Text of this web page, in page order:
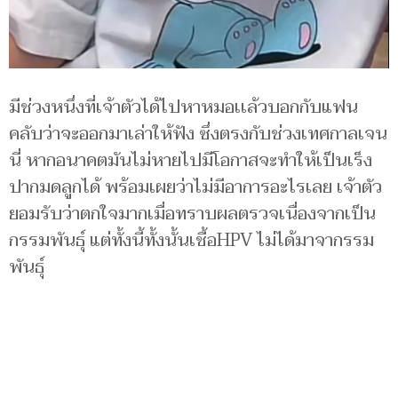
มีช่วงหนึ่งที่เจ้าตัวได้ไปหาหมอเเล้วบอกกับแฟน
คลับว่าจะออกมาเล่าให้ฟัง ซึ่งตรงกับช่วงเทศกาลเจน
นี่ หากอนาคตมันไม่หายไปมีโอกาสจะทำให้เป็นเร็ง
ปากมดลูกได้ พร้อมเผยว่าไม่มีอาการอะไรเลย เจ้าตัว
ยอมรับว่าตกใจมากเมื่อทราบผลตรวจเนื่องจากเป็น
กรรมพันธ์ุ แต่ทั้งนี้ทั้งนั้นเชื้อHPV ไม่ได้มาจากรรม
พันธ์ุ